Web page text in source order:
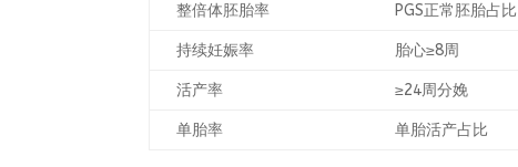
整倍体胚胎率 PGS正常胚胎占比
持续妊娠率 胎心≥8周
活产率 ≥24周分娩
单胎率 单胎活产占比